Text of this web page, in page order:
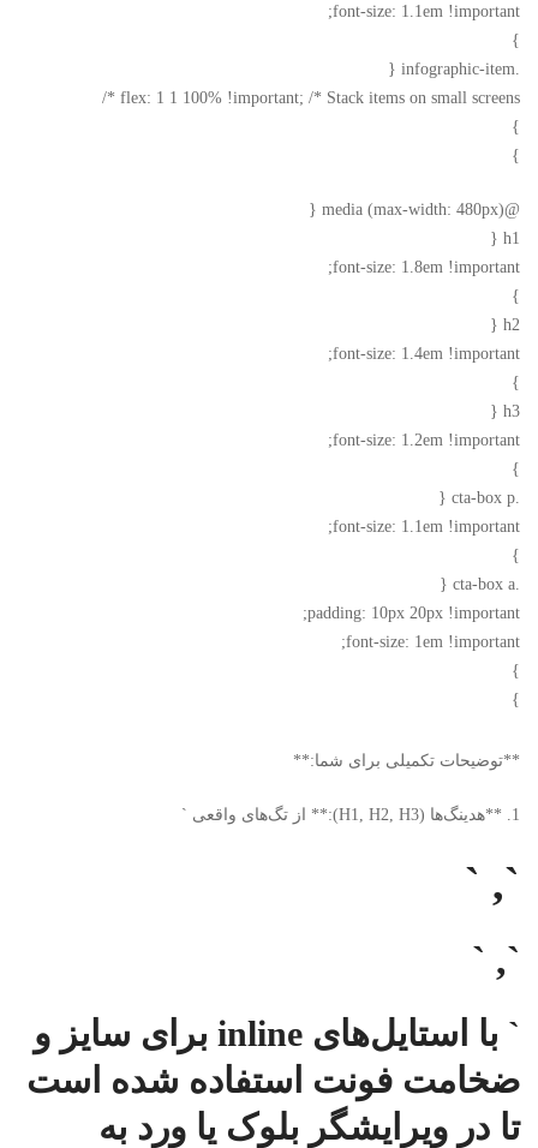
font-size: 1.1em !important;
}
flex: 1 1 100% !important; /* Stack items on small screens */
}
}
@media (max-width: 480px) {
h1 {
font-size: 1.8em !important;
}
h2 {
font-size: 1.4em !important;
}
h3 {
font-size: 1.2em !important;
}
font-size: 1.1em !important;
}
padding: 10px 20px !important;
font-size: 1em !important;
}
}
**توضیحات تکمیلی برای شما:**
1. **هدینگ‌ها (H1, H2, H3):** از تگ‌های واقعی `
`, `
`, `
` با استایل‌های inline برای سایز و
ضخامت فونت استفاده شده است
تا در ویرایشگر بلوک یا ورد به